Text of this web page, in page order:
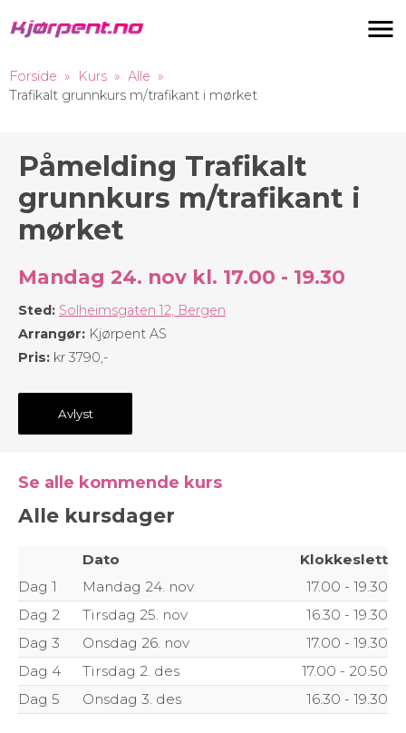
Forside Kurs
Alle
Trafikalt grunnkurs m/trafikant i mørket
Påmelding Trafikalt
grunnkurs m/trafikant i
mørket
Mandag 24. nov kl. 17.00 - 19.30
Sted: Solheimsgaten 12, Bergen
Arrangør: Kjørpent AS
Pris: kr 3790,-
Avlyst
Se alle kommende kurs
Alle kursdager
Dato
Klokkeslett
Dag 1
Mandag 24. nov
17.00 - 19.30
Dag 2
Tirsdag 25. nov
16.30 - 19.30
Dag 3
Onsdag 26. nov
17.00 - 19.30
Dag 4
Tirsdag 2. des
17.00 - 20.50
Dag 5
Onsdag 3. des 16.30 - 19.30